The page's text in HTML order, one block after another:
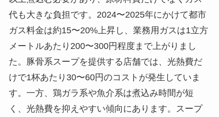
代も大きな負担です。2024〜2025年にかけて都市
ガス料金は約15〜20%上昇し、業務用ガスは1立方
メートルあたり200〜300円程度まで上がりまし
た。豚骨系スープを提供する店舗では、光熱費だ
けで1杯あたり30〜60円のコストが発生していま
す。一方、鶏ガラ系や魚介系は煮込み時間が短
く、光熱費を抑えやすい傾向にあります。スープ